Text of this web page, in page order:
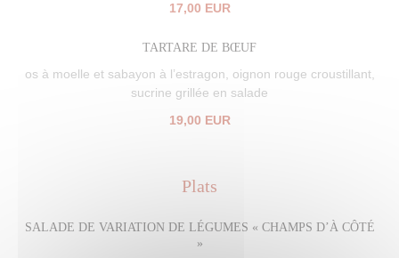
17,00 EUR
TARTARE DE BŒUF
os à moelle et sabayon à l’estragon, oignon rouge croustillant,
sucrine grillée en salade
19,00 EUR
Plats
SALADE DE VARIATION DE LÉGUMES « CHAMPS D’À CÔTÉ
»